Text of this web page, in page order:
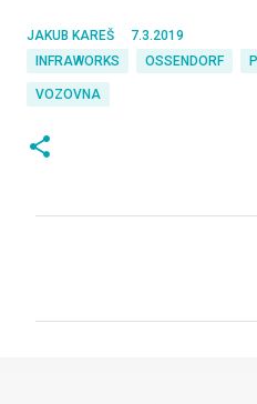
JAKUB KAREŠ
7.3.2019
INFRAWORKS
OSSENDORF
VOZOVNA